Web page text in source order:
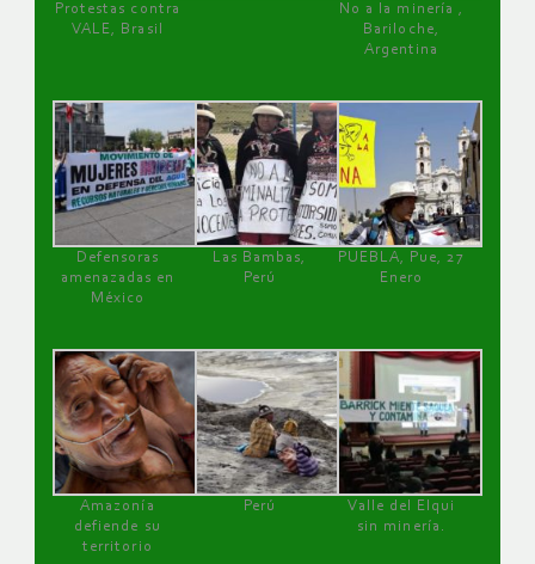
Protestas contra
VALE, Brasil
No a la minería ,
Bariloche,
Argentina
Defensoras
amenazadas en
México
Las Bambas,
Perú
PUEBLA, Pue, 27
Enero
Amazonía
defiende su
territorio
Perú
Valle del Elqui
sin minería.